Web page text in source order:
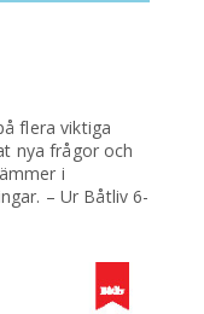
flera viktiga
nya frågor och
i
– Ur Båtliv 6-